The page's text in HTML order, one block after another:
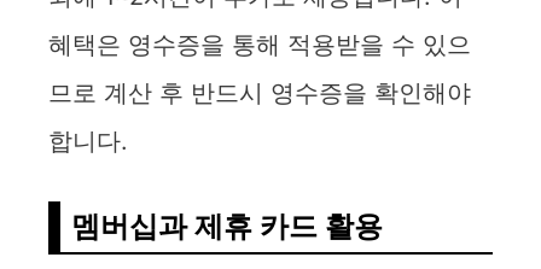
혜택은 영수증을 통해 적용받을 수 있으
므로 계산 후 반드시 영수증을 확인해야
합니다.
멤버십과 제휴 카드 활용